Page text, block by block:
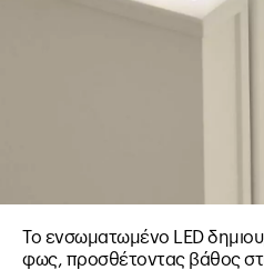
Το ενσωματωμένο LED
φως, προσθέτοντας βάθος